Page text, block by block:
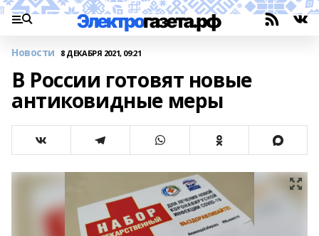
Новости 8 ДЕКАБРЯ 2021, 09:21
В России готовят новые
антиковидные меры